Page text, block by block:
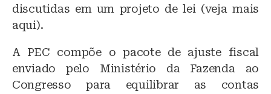
discutidas em um projeto de lei (veja mais
aqui).
A PEC compõe o pacote de ajuste fiscal
enviado pelo Ministério da Fazenda ao
Congresso para equilibrar as contas